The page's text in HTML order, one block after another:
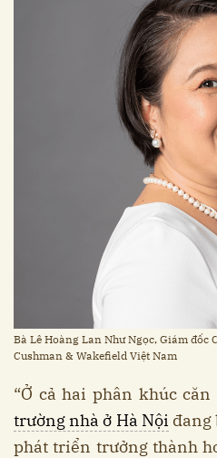
Bà Lê Hoàng Lan Như Ngọc, Giám đốc
Cushman & Wakefield Việt Nam
“Ở cả hai phân khúc
trường nhà ở Hà Nội đang
phát triển trưởng thành